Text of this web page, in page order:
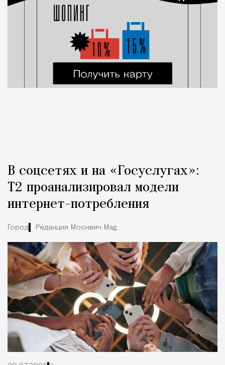
В соцсетях и на «Госуслугах»:
Т2 проанализировал модели
интернет-потребления
Город Редакция Москвич Mag